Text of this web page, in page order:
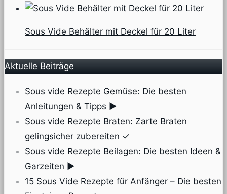
Sous Vide Behälter mit Deckel für 20 Liter
Aktuelle Beiträge
Sous vide Rezepte Gemüse: Die besten
Anleitungen & Tipps ▶
Sous vide Rezepte Braten: Zarte Braten
gelingsicher zubereiten ✓
Sous vide Rezepte Beilagen: Die besten Ideen &
Garzeiten ▶
15 Sous Vide Rezepte für Anfänger – Die besten